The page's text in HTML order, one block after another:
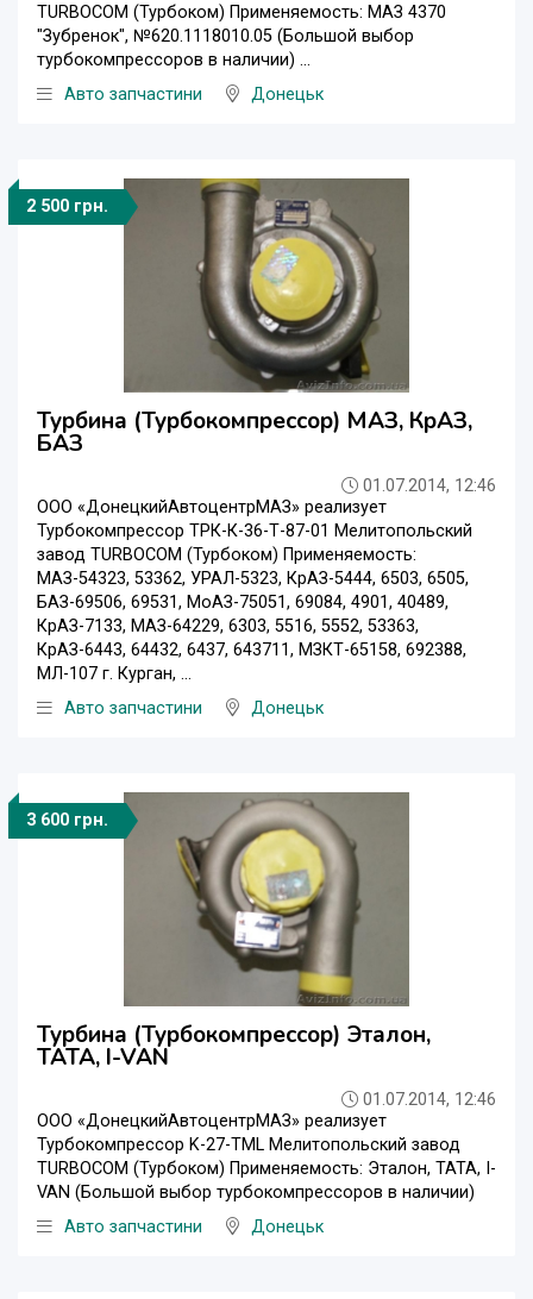
TURBOCOM (Турбоком) Применяемость: МАЗ 4370
"Зубренок", №620.1118010.05 (Большой выбор
турбокомпрессоров в наличии) ...
Авто запчастини
Донецьк
2 500 грн.
Турбина (Турбокомпрессор) МАЗ, КрАЗ,
БАЗ
01.07.2014, 12:46
ООО «ДонецкийАвтоцентрМАЗ» реализует
Турбокомпрессор ТРК-К-36-Т-87-01 Мелитопольский
завод TURBOCOM (Турбоком) Применяемость:
МАЗ-54323, 53362, УРАЛ-5323, КрАЗ-5444, 6503, 6505,
БАЗ-69506, 69531, МоАЗ-75051, 69084, 4901, 40489,
КрАЗ-7133, МАЗ-64229, 6303, 5516, 5552, 53363,
КрАЗ-6443, 64432, 6437, 643711, МЗКТ-65158, 692388,
МЛ-107 г. Курган, ...
Авто запчастини
Донецьк
3 600 грн.
Турбина (Турбокомпрессор) Эталон,
TATA, I-VAN
01.07.2014, 12:46
ООО «ДонецкийАвтоцентрМАЗ» реализует
Турбокомпрессор K-27-TML Мелитопольский завод
TURBOCOM (Турбоком) Применяемость: Эталон, TATA, I-
VAN (Большой выбор турбокомпрессоров в наличии)
Авто запчастини
Донецьк